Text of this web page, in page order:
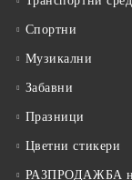
Спортни
Музикални
Забавни
Празници
Цветни стикери
РАЗПРОДАЖБА